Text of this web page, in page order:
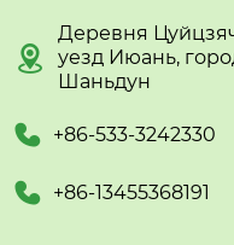

Деревня
уезд Июань,
Шаньдун
 +86-533-3242330
 +86-13455368191